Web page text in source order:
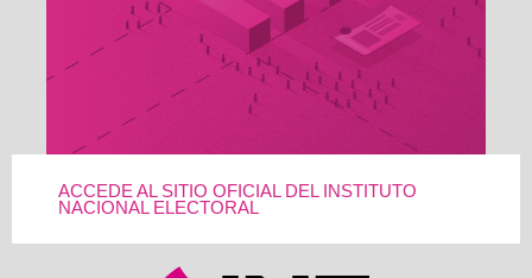
ACCEDE AL SITIO OFICIAL DEL INSTITUTO
NACIONAL ELECTORAL